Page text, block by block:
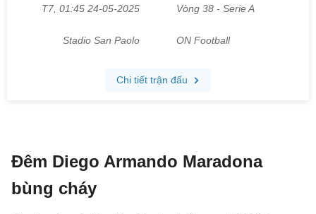
Đêm Diego Armando Maradona
bùng cháy